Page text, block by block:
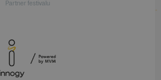
Partner festivalu